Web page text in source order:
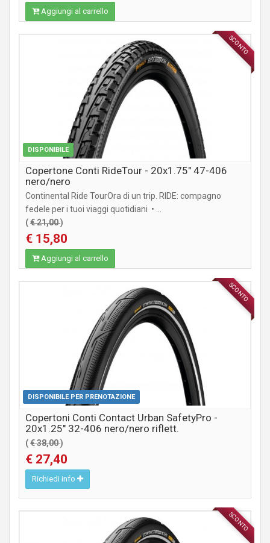
Aggiungi al carrello
SCONTO
DISPONIBILE
COMPONENTI MTB / CITY
Copertone Conti RideTour - 20x1.75" 47-406
nero/nero
Continental Ride TourOra di un trip. RIDE: compagno
fedele per i tuoi viaggi quotidiani • ...
(€ 21,00)
€ 15,80
Aggiungi al carrello
SCONTO
DISPONIBILE PER PRENOTAZIONE
COMPONENTI MTB / CITY
Copertoni Conti Contact Urban SafetyPro -
20x1.25" 32-406 nero/nero riflett.
(€ 38,00)
€ 27,40
Richiedi info
SCONTO
COMPONENTI MTB / CITY